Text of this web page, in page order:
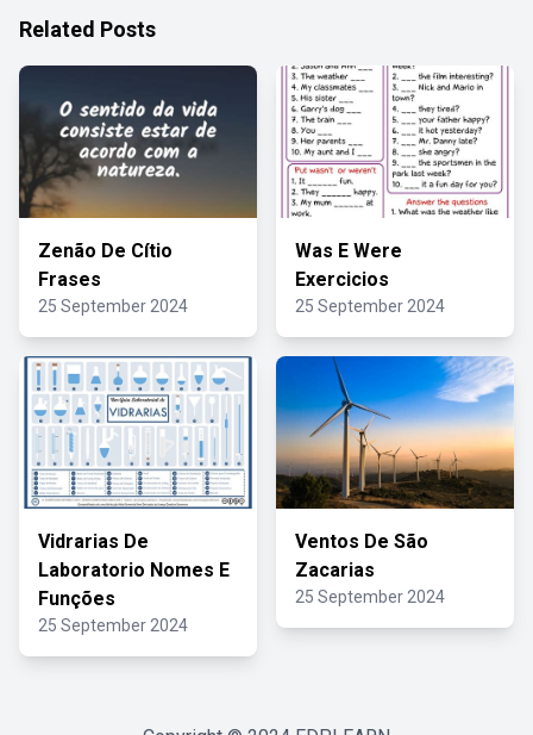
Related Posts
Zenão De Cítio
Frases
25 September 2024
Was E Were
Exercicios
25 September 2024
Vidrarias De
Laboratorio Nomes E
Funções
25 September 2024
Ventos De São
Zacarias
25 September 2024